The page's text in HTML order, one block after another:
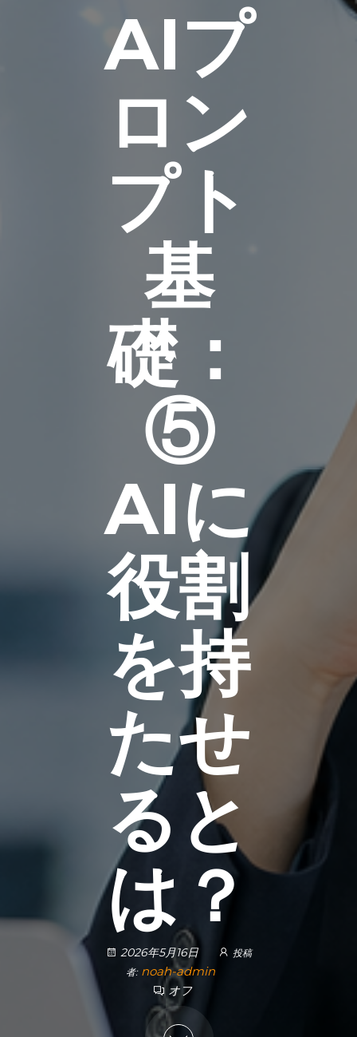
AIプ
ロン
プト
基
礎：
⑤
AIに
役割
を持
たせ
ると
は？
2026年5月16日
投稿
者: noah-admin
オフ